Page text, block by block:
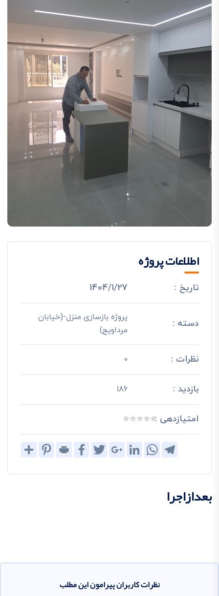
اطلاعات پروژه
تاریخ : 1404/1/27
دسته :
پروژه بازسازی منزل-(خیابان
مرداویج)
نظرات : 0
بازدید : 186
امتیازدهی :
Share
PinterestPrint
FacebookTwitterGoogle+LinkedIn
WhatsAppTelegram
بعدازاجرا
نظرات کاربران پیرامون این مطلب